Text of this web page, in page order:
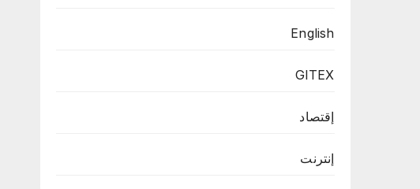
English
GITEX
إقتصاد
إنترنت